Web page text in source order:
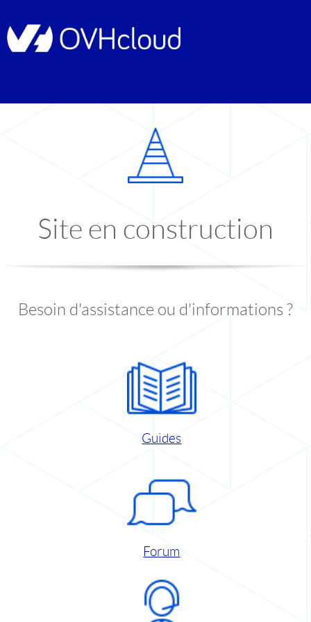
Site en construction
Besoin d'assistance ou d'informations ?
Guides
Forum